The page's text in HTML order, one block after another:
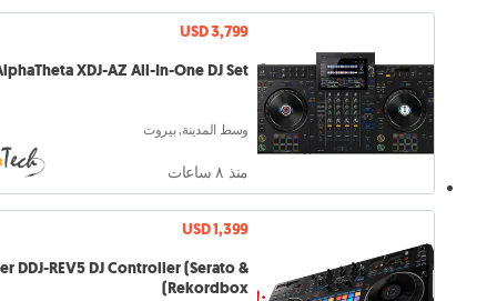
USD 3,799
XDJ-AZ All-In-One DJ Set
وسط المدينة, بيروت
منذ ٨ ساعات
USD 1,399
DDJ-REV5 DJ Controller (Serato &
Rekordbox)